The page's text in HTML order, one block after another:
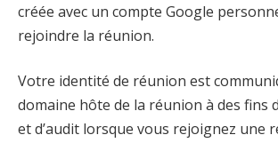
créée avec un compte Google
rejoindre la réunion.
Votre identité de réunion est
domaine hôte de la réunion à des fins
et d’audit lorsque vous rejoignez une